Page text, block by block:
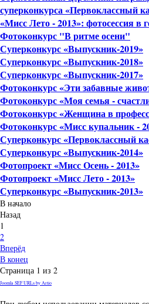
суперконкурса «Первоклассный
«Мисс Лето - 2013»: фотосессия
Фотоконкурс "В ритме осени"
Суперконкурс «Выпускник-2019»
Суперконкурс «Выпускник-2018»
Суперконкурс «Выпускник-2017»
Фотоконкурс «Эти забавные
Фотоконкурс «Моя семья -
Фотоконкурс «Женщина в
Фотоконкурс «Мисс купальник -
Суперконкурс «Первоклассный
Суперконкурс «Выпускник-2014»
Фотопроект «Мисс Осень - 2013»
Фотопроект «Мисс Лето - 2013»
Суперконкурс «Выпускник-2013»
В начало
Назад
1
2
Вперёд
В конец
Страница 1 из 2
Joomla SEF URLs by Artio